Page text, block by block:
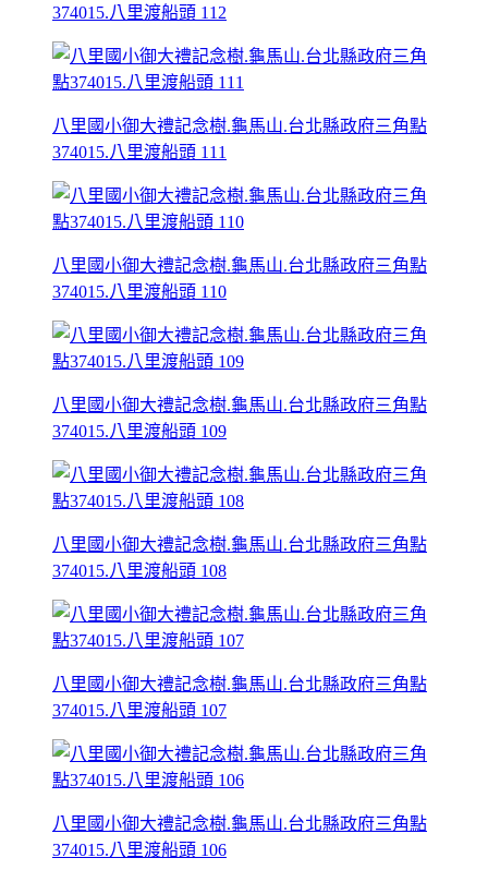
374015.八里渡船頭 112
八里國小御大禮記念樹.龜馬山.台北縣政府三角點
374015.八里渡船頭 111
八里國小御大禮記念樹.龜馬山.台北縣政府三角點
374015.八里渡船頭 110
八里國小御大禮記念樹.龜馬山.台北縣政府三角點
374015.八里渡船頭 109
八里國小御大禮記念樹.龜馬山.台北縣政府三角點
374015.八里渡船頭 108
八里國小御大禮記念樹.龜馬山.台北縣政府三角點
374015.八里渡船頭 107
八里國小御大禮記念樹.龜馬山.台北縣政府三角點
374015.八里渡船頭 106